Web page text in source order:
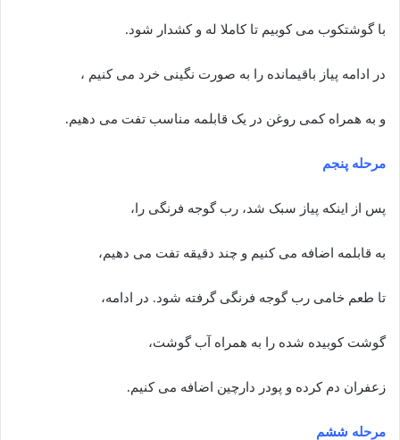
با گوشتکوب می کوبیم تا کاملا له و کشدار شود.
در ادامه پیاز باقیمانده را به صورت نگینی خرد می کنیم ،
و به همراه کمی روغن در یک قابلمه مناسب تفت می دهیم.
مرحله پنجم
پس از اینکه پیاز سبک شد، رب گوجه فرنگی را،
به قابلمه اضافه می کنیم و چند دقیقه تفت می دهیم،
تا طعم خامی رب گوجه فرنگی گرفته شود. در ادامه،
گوشت کوبیده شده را به همراه آب گوشت،
زعفران دم کرده و پودر دارچین اضافه می کنیم.
مرحله ششم